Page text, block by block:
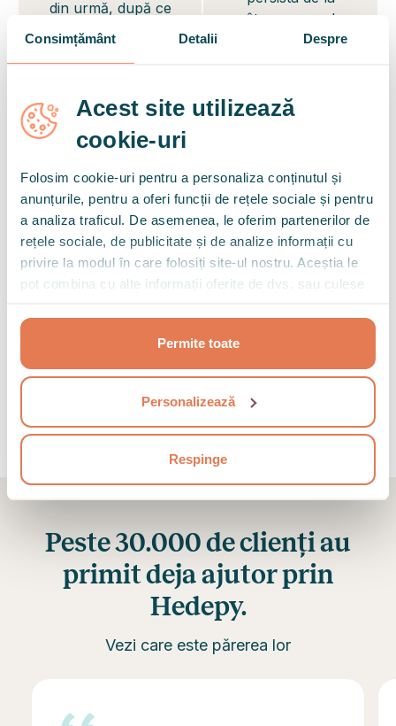
Consimțământ Detalii Despre
Acest site utilizează
cookie-uri
Folosim cookie-uri pentru a personaliza conținutul și
anunțurile, pentru a oferi funcții de rețele sociale și pentru
a analiza traficul. De asemenea, le oferim partenerilor de
rețele sociale, de publicitate și de analize informații cu
privire la modul în care folosiți site-ul nostru. Aceștia le
pot combina cu alte informații oferite de dvs. sau culese
Permite toate
Personalizează
Respinge
din urmă, după ce
situația se va
câteva secunde
la câteva luni
Este apărarea
naturală a
organismului care
ne poate ajuta în
situații periculoase
Nu este un
poate transforma
într-o boală
psihică
Dacă ai experimentat simptome similare în
rezultatele cu un terapeut.
CITEȘTE MAI MULTE DESPRE ANXIETATE
Peste 30.000 de clienți au
primit deja ajutor prin
Hedepy.
Vezi care este părerea lor